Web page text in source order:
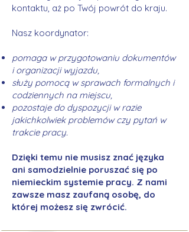
kontaktu, aż po Twój powrót do kraju.
Nasz koordynator:
pomaga w przygotowaniu dokumentów
i organizacji wyjazdu,
służy pomocą w sprawach formalnych i
codziennych na miejscu,
pozostaje do dyspozycji w razie
jakichkolwiek problemów czy pytań w
trakcie pracy.
Dzięki temu nie musisz znać języka
ani samodzielnie poruszać się po
niemieckim systemie pracy. Z nami
zawsze masz zaufaną osobę, do
której możesz się zwrócić.